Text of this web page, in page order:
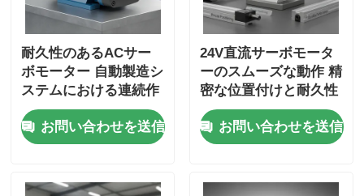
耐久性のあるACサー
ボモーター 自動製造シ
ステムにおける連続作
業と正確な位置付けの
ために設計
お問い合わせを送信
24V直流サーボモータ
ーのスムーズな動作 精
密な位置付けと耐久性
のあるパフォーマンス
を提供する CNCアプ
リケーションに適した
お問い合わせを送信